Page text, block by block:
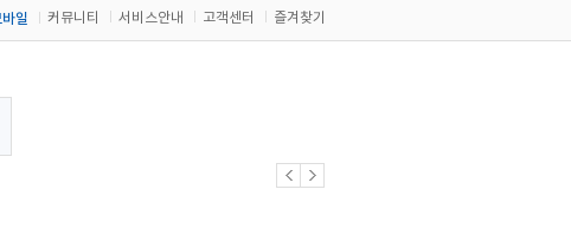
바일 커뮤니티 서비스안내 고객센터 즐겨찾기